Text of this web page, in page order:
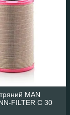
MAN
FILTER C 30